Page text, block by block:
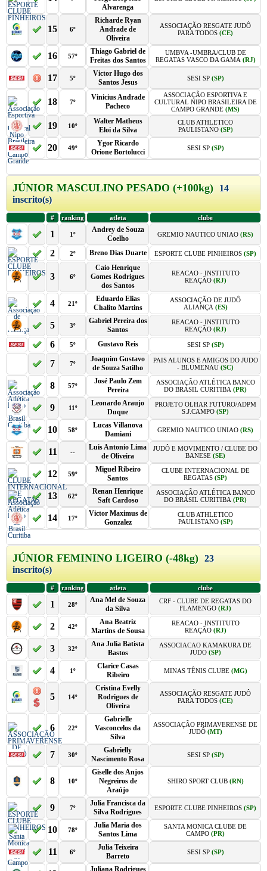
Alvarenga
15 6º
Richarde Ryan
Andrade de
Oliveira
ASSOCIAÇÃO RESGATE JUDÔ
PARA TODOS(CE)
16 57º
Thiago Gabriel de
Freitas dos Santos
UMBVA -UMBRA/CLUB DE
REGATAS VASCO DA GAMA (RJ)
17 5º
Victor Hugo dos
Santos Jesus
SESI SP (SP)
18 7º
Vinicius Andrade
Pacheco
ASSOCIAÇÃO ESPORTIVA E
CULTURAL NIPO BRASILEIRA DE
CAMPO GRANDE(MS)
19 10º
Walter Matheus
Eloi da Silva
CLUB ATHLETICO
PAULISTANO (SP)
20 49º
Ygor Ricardo
Orione Bortolucci
SESI SP (SP)
JÚNIOR MASCULINO PESADO (+100kg)
14
inscrito(s)
# ranking atleta clube
1 1º
Andrey de Souza
Coelho
GREMIO NAUTICO UNIAO(RS)
2 2º Breno Dias Duarte ESPORTE CLUBE PINHEIROS(SP)
3 6º
Caio Henrique
Gomes Rodrigues
dos Santos
REACAO - INSTITUTO
REAÇÃO (RJ)
4 21º
Eduardo Elias
Chalito Martins
ASSOCIAÇÃO DE JUDÔ
ALIANÇA (ES)
5 3º
Gabriel Pereira dos
Santos
REACAO - INSTITUTO
REAÇÃO (RJ)
6 5º Gustavo Reis SESI SP (SP)
7 7º
Joaquim Gustavo
de Souza Satilho
PAIS ALUNOS E AMIGOS DO JUDO
- BLUMENAU(SC)
8 57º
José Paulo Zem
Pereira
ASSOCIAÇÃO ATLÉTICA BANCO
DO BRASIL CURITIBA(PR)
9 11º
Leonardo Araujo
Duque
PROJETO OLHAR FUTURO/ADPM
S.J.CAMPO(SP)
10 58º
Lucas Villanova
Damiani
GREMIO NAUTICO UNIAO(RS)
11 --
Luis Antonio Lima
de Oliveira
JUDÔ E MOVIMENTO / CLUBE DO
BANESE(SE)
12 59º
Miguel Ribeiro
Santos
CLUBE INTERNACIONAL DE
REGATAS(SP)
13 62º
Renan Henrique
Saft Cardoso
ASSOCIAÇÃO ATLÉTICA BANCO
DO BRASIL CURITIBA(PR)
14 17º
Victor Maximus de
Gonzalez
CLUB ATHLETICO
PAULISTANO (SP)
JÚNIOR FEMININO LIGEIRO (-48kg)23
inscrito(s)
# ranking atleta clube
1 28º
Ana Mel de Souza
da Silva
CRF - CLUBE DE REGATAS DO
FLAMENGO(RJ)
2 42º
Ana Beatriz
Martins de Sousa
REACAO - INSTITUTO
REAÇÃO (RJ)
3 32º
Ana Julia Batista
Bastos
ASSOCIACAO KAMAKURA DE
JUDO (SP)
4 1º
Clarice Casas
Ribeiro
MINAS TÊNIS CLUBE (MG)
5 14º
Cristina Evelly
Rodrigues de
Oliveira
ASSOCIAÇÃO RESGATE JUDÔ
PARA TODOS(CE)
6 22º
Gabrielle
Vasconcelos da
Silva
ASSOCIAÇÃO PRIMAVERENSE DE
JUDÔ (MT)
7 30º
Gabrielly
Nascimento Rosa
SESI SP (SP)
8 10º
Giselle dos Anjos
Negreiros de
Araújo
SHIRO SPORT CLUB (RN)
9 7º
Julia Francisca da
Silva Rodrigues
ESPORTE CLUBE PINHEIROS(SP)
10 78º
Julia Maria dos
Santos Lima
SANTA MONICA CLUBE DE
CAMPO(PR)
11 6º
Julia Teixeira
Barreto
SESI SP (SP)